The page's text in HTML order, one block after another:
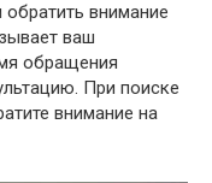
внимание
ваш
обращения
При поиске
внимание на